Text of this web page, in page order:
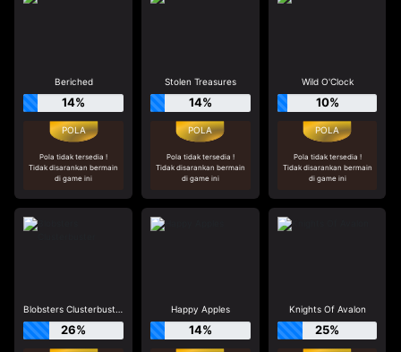
Beriched
14%
Pola tidak tersedia !
Tidak disarankan bermain
di game ini
Stolen Treasures
14%
Pola tidak tersedia !
Tidak disarankan bermain
di game ini
Wild O'Clock
10%
Pola tidak tersedia !
Tidak disarankan bermain
di game ini
Blobsters Clusterbuster
26%
Happy Apples
14%
Knights Of Avalon
25%